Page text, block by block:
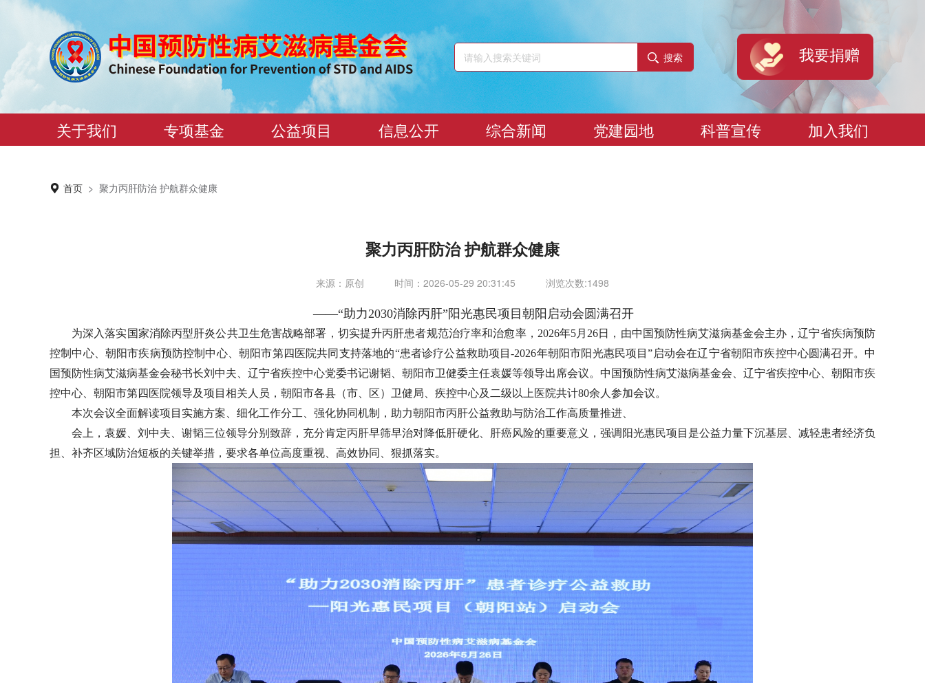
搜索 我要捐赠
关于我们 专项基金 公益项目 信息公开 综合新闻 党建园地 科普宣传 加入我们
首页 > 聚力丙肝防治 护航群众健康
聚力丙肝防治 护航群众健康
来源：原创 时间：2026-05-29 20:31:45 浏览次数:1498
——“助力2030消除丙肝”阳光惠民项目朝阳启动会圆满召开
为深入落实国家消除丙型肝炎公共卫生危害战略部署，切实提升丙肝患者规范治疗率和治愈率，2026年5月26日，由中国预防性病艾滋病基金会主办，辽宁省疾病预防
控制中心、朝阳市疾病预防控制中心、朝阳市第四医院共同支持落地的“患者诊疗公益救助项目-2026年朝阳市阳光惠民项目”启动会在辽宁省朝阳市疾控中心圆满召开。中
国预防性病艾滋病基金会秘书长刘中夫、辽宁省疾控中心党委书记谢韬、朝阳市卫健委主任袁媛等领导出席会议。中国预防性病艾滋病基金会、辽宁省疾控中心、朝阳市疾
控中心、朝阳市第四医院领导及项目相关人员，朝阳市各县（市、区）卫健局、疾控中心及二级以上医院共计80余人参加会议。
本次会议全面解读项目实施方案、细化工作分工、强化协同机制，助力朝阳市丙肝公益救助与防治工作高质量推进、
会上，袁媛、刘中夫、谢韬三位领导分别致辞，充分肯定丙肝早筛早治对降低肝硬化、肝癌风险的重要意义，强调阳光惠民项目是公益力量下沉基层、减轻患者经济负
担、补齐区域防治短板的关键举措，要求各单位高度重视、高效协同、狠抓落实。